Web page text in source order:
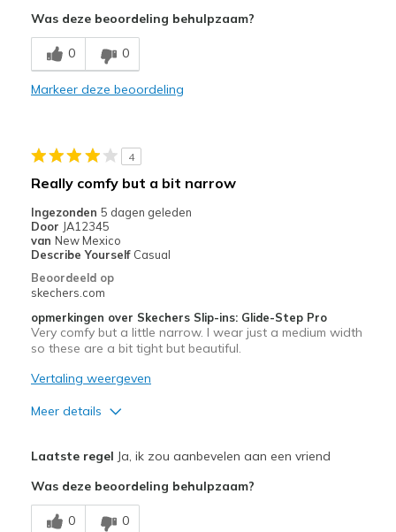
Comfortable
Stylish
Sizing
View On Shoes
I'm Into Shoes
Was deze beoordeling behulpzaam?
0 0
Markeer deze beoordeling
4
Really comfy but a bit narrow
Ingezonden 5 dagen geleden
Door JA12345
van New Mexico
Describe Yourself Casual
Beoordeeld op
skechers.com
opmerkingen over Skechers Slip-ins: Glide-Step Pro
Very comfy but a little narrow. I wear just a medium width
so these are a bit tight but beautiful.
Vertaling weergeven
Meer details
Breathe Well
Laatste regel Ja, ik zou aanbevelen aan een vriend
Was deze beoordeling behulpzaam?
0 0